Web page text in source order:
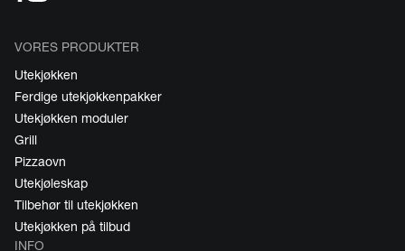
VORES PRODUKTER
Utekjøkken
Ferdige utekjøkkenpakker
Utekjøkken moduler
Grill
Pizzaovn
Utekjøleskap
Tilbehør til utekjøkken
Utekjøkken på tilbud
INFO